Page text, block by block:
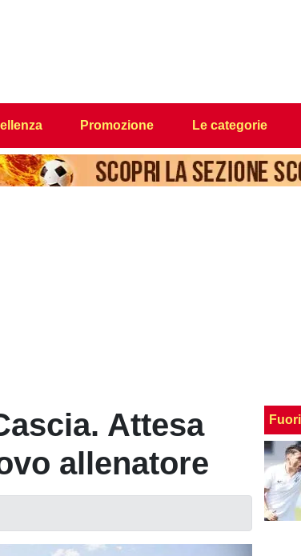
Promozione Le categorie
Attesa
allenatore